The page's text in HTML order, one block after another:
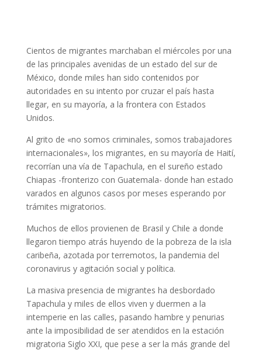
Cientos de migrantes marchaban el miércoles por una
de las principales avenidas de un estado del sur de
México, donde miles han sido contenidos por
autoridades en su intento por cruzar el país hasta
llegar, en su mayoría, a la frontera con Estados
Unidos.
Al grito de «no somos criminales, somos trabajadores
internacionales», los migrantes, en su mayoría de Haití,
recorrían una vía de Tapachula, en el sureño estado
Chiapas -fronterizo con Guatemala- donde han estado
varados en algunos casos por meses esperando por
trámites migratorios.
Muchos de ellos provienen de Brasil y Chile a donde
llegaron tiempo atrás huyendo de la pobreza de la isla
caribeña, azotada por terremotos, la pandemia del
coronavirus y agitación social y política.
La masiva presencia de migrantes ha desbordado
Tapachula y miles de ellos viven y duermen a la
intemperie en las calles, pasando hambre y penurias
ante la imposibilidad de ser atendidos en la estación
migratoria Siglo XXI, que pese a ser la más grande del